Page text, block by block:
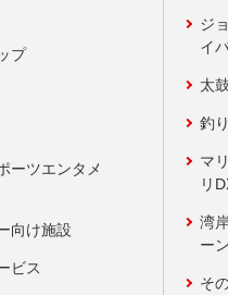
プ
ーツエンタメ
向け施設
ビス
ジ
イ
太
釣
マ
リ
湾
ー
そ